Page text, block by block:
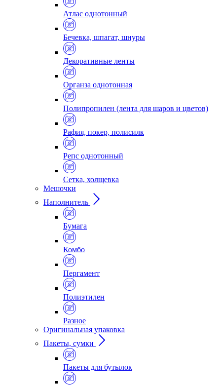
Атлас однотонный
Бечевка, шпагат, шнуры
Декоративные ленты
Органза однотонная
Полипропилен (лента для шаров и цветов)
Рафия, покер, полисилк
Репс однотонный
Сетка, холщевка
Мешочки
Наполнитель
Бумага
Комбо
Пергамент
Полиэтилен
Разное
Оригинальная упаковка
Пакеты, сумки
Пакеты для бутылок